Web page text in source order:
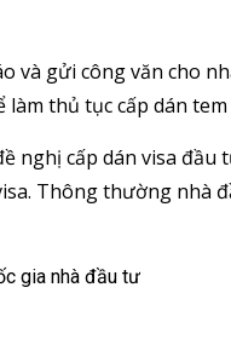
và gửi công văn cho
thủ tục cấp dán tem
nghị cấp dán visa
Thông thường nhà
gia nhà đầu tư